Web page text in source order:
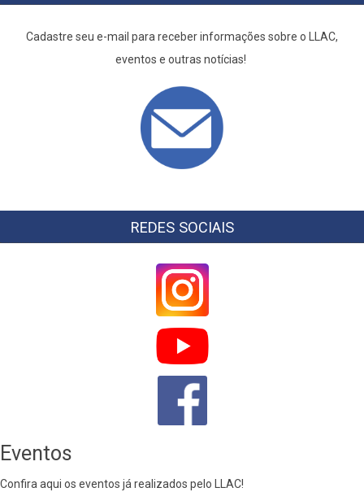
Cadastre seu e-mail para receber informações sobre o LLAC,
eventos e outras notícias!
REDES SOCIAIS
Eventos
Confira aqui os eventos já realizados pelo LLAC!